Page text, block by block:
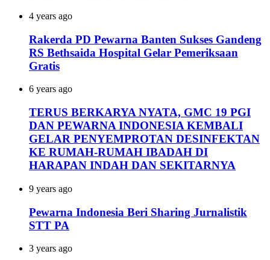
4 years ago
Rakerda PD Pewarna Banten Sukses Gandeng
RS Bethsaida Hospital Gelar Pemeriksaan
Gratis
6 years ago
TERUS BERKARYA NYATA, GMC 19 PGI
DAN PEWARNA INDONESIA KEMBALI
GELAR PENYEMPROTAN DESINFEKTAN
KE RUMAH-RUMAH IBADAH DI
HARAPAN INDAH DAN SEKITARNYA
9 years ago
Pewarna Indonesia Beri Sharing Jurnalistik
STT PA
3 years ago